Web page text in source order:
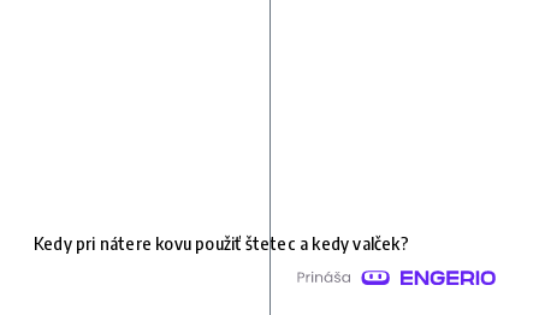
Kedy pri nátere kovu použiť štetec a kedy valček?